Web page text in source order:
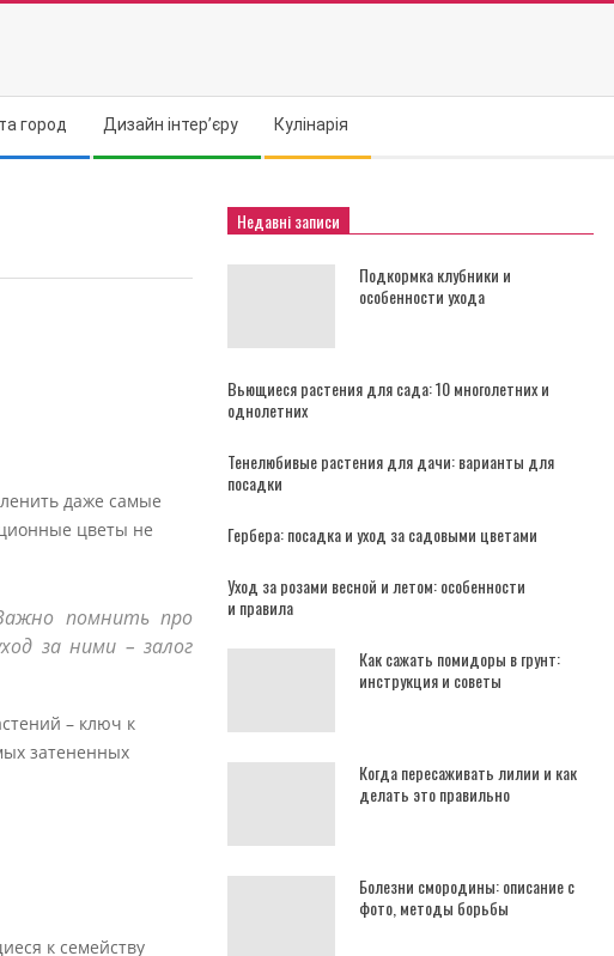
город Дизайн інтер’єру Кулінарія
даже самые
цветы не
помнить про
за ними – залог
– ключ к
затененных
к семейству
Недавні записи
Подкормка клубники и
особенности ухода
Вьющиеся растения для сада: 10 многолетних и
однолетних
Тенелюбивые растения для дачи: варианты для
посадки
Гербера: посадка и уход за садовыми цветами
Уход за розами весной и летом: особенности
и правила
Как сажать помидоры в грунт:
инструкция и советы
Когда пересаживать лилии и как
делать это правильно
Болезни смородины: описание с
фото, методы борьбы